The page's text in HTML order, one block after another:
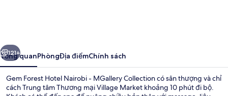
-
MGallery
Collection
Tiếp
121+
Tổng quanPhòngĐịa điểmChính sách
Gem Forest Hotel Nairobi - MGallery Collection có sân thượng và chỉ
cách Trung tâm Thương mại Village Market khoảng 10 phút đi bộ.